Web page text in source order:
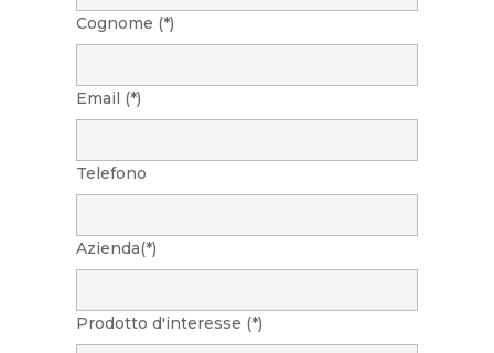
Cognome (*)
Email (*)
Telefono
Azienda(*)
Prodotto d'interesse (*)